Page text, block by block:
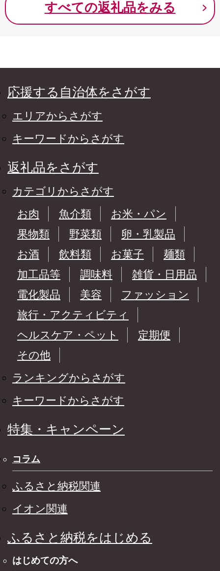
すべての返礼品をみる
応援する自治体をさがす
エリアからさがす
キーワードからさがす
返礼品をさがす
カテゴリからさがす
お肉
魚介類
お米・パン
果物類
野菜類
卵・乳製品
お酒
飲料類 お菓子
麺類
加工品等
調味料
雑貨・日用品
電化製品
美容
ファッション
旅行・アクティビティ
ヘルスケア・ペット
定期便
その他
ランキングからさがす
キーワードからさがす
特集・キャンペーン
コラム
ふるさと納税関連
イオン関連
ふるさと納税をはじめる
はじめての方へ